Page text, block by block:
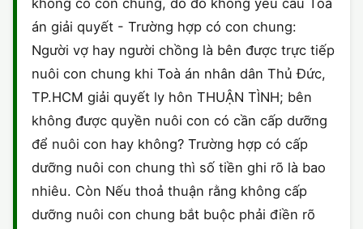
LAO ĐỘNG
SỞ HỮU TRÍ TUỆ
THỪA KẾ - DI CHÚC
THUẾ VÀ KẾ TOÁN
SỞ HỮU TRÍ TUỆ
LÝ LỊCH TƯ PHÁP
TRÍCH LỤC HỘ TỊCH
CÔNG BỐ SẢN PHẨM
MẪU KHÁC
VĂN BẢN TỐ TỤNG
không có con chung, do đó không yêu cầu Toà
án giải quyết - Trường hợp có con chung:
Người vợ hay người chồng là bên được trực tiếp
nuôi con chung khi Toà án nhân dân Thủ Đức,
TP.HCM giải quyết ly hôn THUẬN TÌNH; bên
không được quyền nuôi con có cần cấp dưỡng
để nuôi con hay không? Trường hợp có cấp
dưỡng nuôi con chung thì số tiền ghi rõ là bao
nhiêu. Còn Nếu thoả thuận rằng không cấp
dưỡng nuôi con chung bắt buộc phải điền rõ